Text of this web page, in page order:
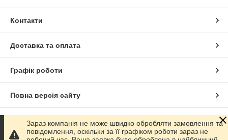
Контакти
Доставка та оплата
Графік роботи
Повна версія сайту
Сайт створено на маркетплейсі Prom.ua
Зараз компанія не може швидко обробляти замовлення та
повідомлення, оскільки за її графіком роботи зараз не